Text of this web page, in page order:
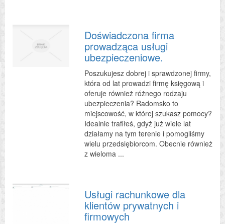
Doświadczona firma
prowadząca usługi
ubezpieczeniowe.
Poszukujesz dobrej i sprawdzonej firmy,
która od lat prowadzi firmę księgową i
oferuje również różnego rodzaju
ubezpieczenia? Radomsko to
miejscowość, w której szukasz pomocy?
Idealnie trafiłeś, gdyż już wiele lat
działamy na tym terenie i pomogliśmy
wielu przedsiębiorcom. Obecnie również
z wieloma ...
Usługi rachunkowe dla
klientów prywatnych i
firmowych